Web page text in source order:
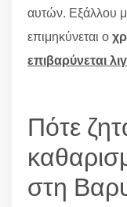
αυτών. Εξάλλου
επιμηκύνεται ο
επιβαρύνεται
Πότε
στη